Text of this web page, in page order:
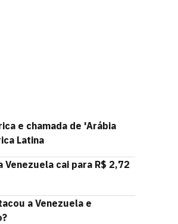
e chamada de 'Arábia
Latina
Venezuela cai para R$ 2,72
a Venezuela e